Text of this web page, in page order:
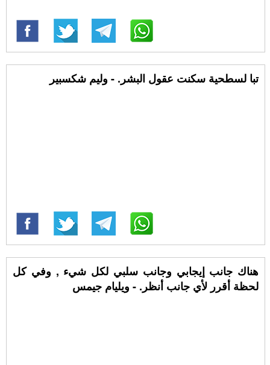
تبا لسطحية سكنت عقول البشر. - وليم شكسبير
هناك جانب إيجابي وجانب سلبي لكل شيء , وفي كل
لحظة أقرر لأي جانب أنظر. - ويليام جيمس